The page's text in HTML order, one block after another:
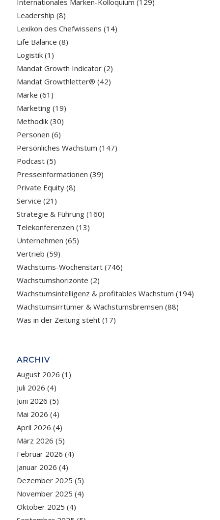
Leadership (8)
Lexikon des Chefwissens (14)
Life Balance (8)
Logistik(1)
Mandat Growth Indicator(2)
Mandat Growthletter® (42)
Marke (61)
Marketing(19)
Methodik(30)
Personen (6)
Persönliches Wachstum (147)
Podcast(5)
Presseinformationen (39)
Private Equity(8)
Service (21)
Strategie & Führung(160)
Telekonferenzen (13)
Unternehmen (65)
Vertrieb (59)
Wachstums-Wochenstart(746)
Wachstumshorizonte (2)
Wachstumsintelligenz & profitables Wachstum (194)
Wachstumsirrtümer & Wachstumsbremsen (88)
Was in der Zeitung steht(17)
ARCHIV
August 2026 (1)
Juli 2026 (4)
Juni 2026 (5)
Mai 2026 (4)
April 2026 (4)
März 2026 (5)
Februar 2026 (4)
Januar 2026 (4)
Dezember 2025 (5)
November 2025 (4)
Oktober 2025 (4)